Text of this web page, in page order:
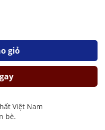
giỏ
Việt Nam
bè.